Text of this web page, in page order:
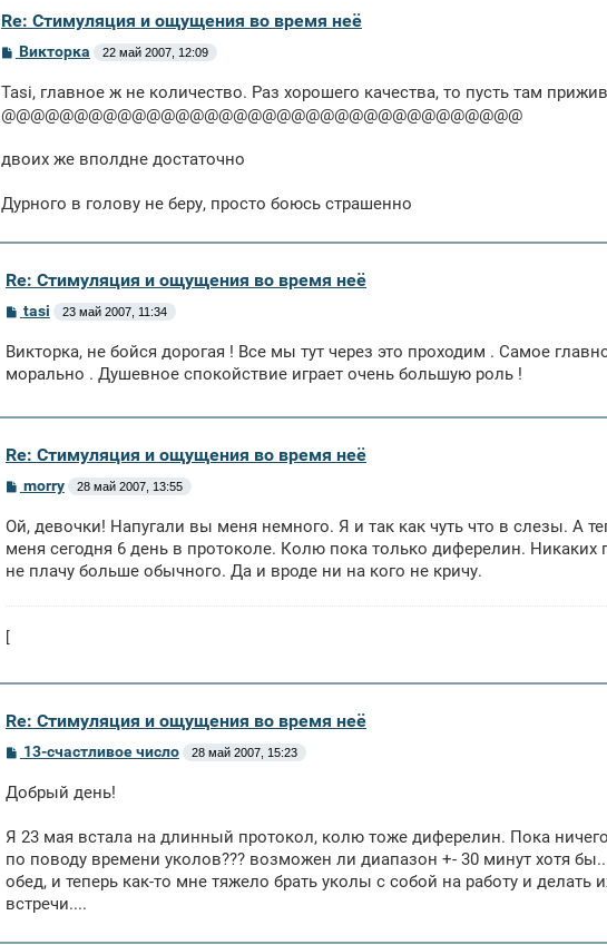
Re: Стимуляция и ощущения во время неё
С
б
щ
е
и
Викторка 22 май 2007, 12:09
Tasi, главное ж не количество. Раз хорошего качества, то пусть там
@@@@@@@@@@@@@@@@@@@@@@@@@@@@@@@@@@@@
двоих же вполдне достаточно
Дурного в голову не беру, просто боюсь страшенно
Re: Стимуляция и ощущения во время неё
С
б
щ
и
tasi 23 май 2007, 11:34
Викторка, не бойся дорогая ! Все мы тут через это проходим . Самое
морально . Душевное спокойствие играет очень большую роль !
Re: Стимуляция и ощущения во время неё
С
б
щ
н
morry 28 май 2007, 13:55
Ой, девочки! Напугали вы меня немного. Я и так как чуть что в слезы. А
меня сегодня 6 день в протоколе. Колю пока только диферелин.
не плачу больше обычного. Да и вроде ни на кого не кричу.
[
Re: Стимуляция и ощущения во время неё
С
б
е
н
и
е
13-счастливое число 28 май 2007, 15:23
Добрый день!
Я 23 мая встала на длинный протокол, колю тоже диферелин. Пока
по поводу времени уколов??? возможен ли диапазон +- 30 минут хотя
обед, и теперь как-то мне тяжело брать уколы с собой на работу и делать
встречи....